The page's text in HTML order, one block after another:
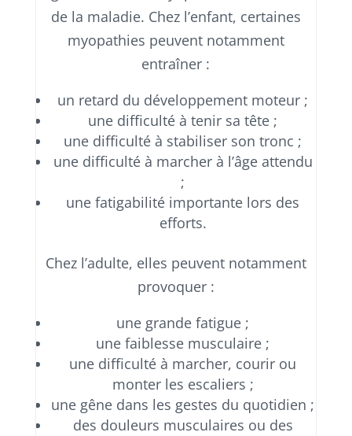
de la maladie. Chez l’enfant, certaines
myopathies peuvent notamment
entraîner :
un retard du développement moteur ;
une difficulté à tenir sa tête ;
une difficulté à stabiliser son tronc ;
une difficulté à marcher à l’âge attendu
;
une fatigabilité importante lors des
efforts.
Chez l’adulte, elles peuvent notamment
provoquer :
une grande fatigue ;
une faiblesse musculaire ;
une difficulté à marcher, courir ou
monter les escaliers ;
une gêne dans les gestes du quotidien ;
des douleurs musculaires ou des